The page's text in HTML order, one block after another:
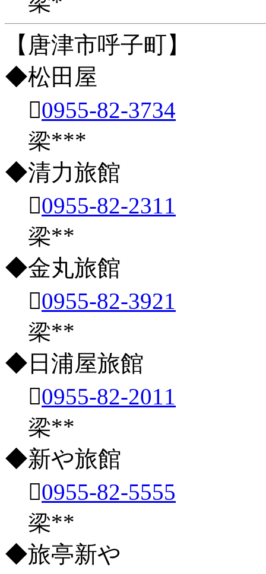
【唐津市呼子町】
◆松田屋
0955-82-3734
梁***
◆清力旅館
0955-82-2311
梁**
◆金丸旅館
0955-82-3921
梁**
◆日浦屋旅館
0955-82-2011
梁**
◆新や旅館
0955-82-5555
梁**
◆旅亭新や